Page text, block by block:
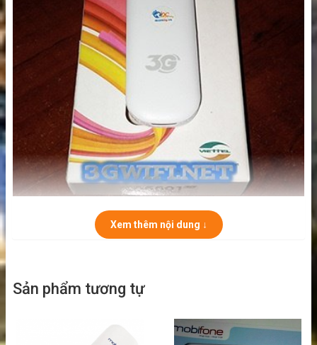
Dcom 3G Viettel D6601 21.6Mbps thiết kế nhỏ
gọn tiện dụng
Usb 3G hàng Mỹ tốc độ cao 21.6Mbps
Xem thêm nội dung ↓
Sản phẩm tương tự